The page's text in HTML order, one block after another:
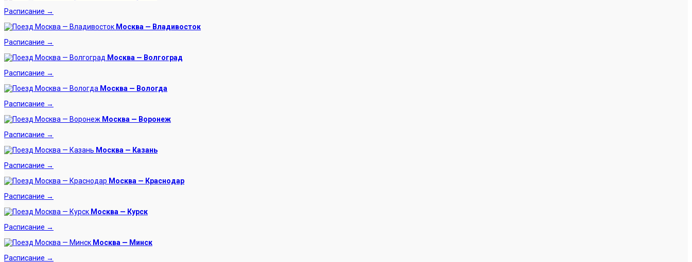
Расписание →
Москва — Владивосток
Расписание →
Москва — Волгоград
Расписание →
Москва — Вологда
Расписание →
Москва — Воронеж
Расписание →
Москва — Казань
Расписание →
Москва — Краснодар
Расписание →
Москва — Курск
Расписание →
Москва — Минск
Расписание →